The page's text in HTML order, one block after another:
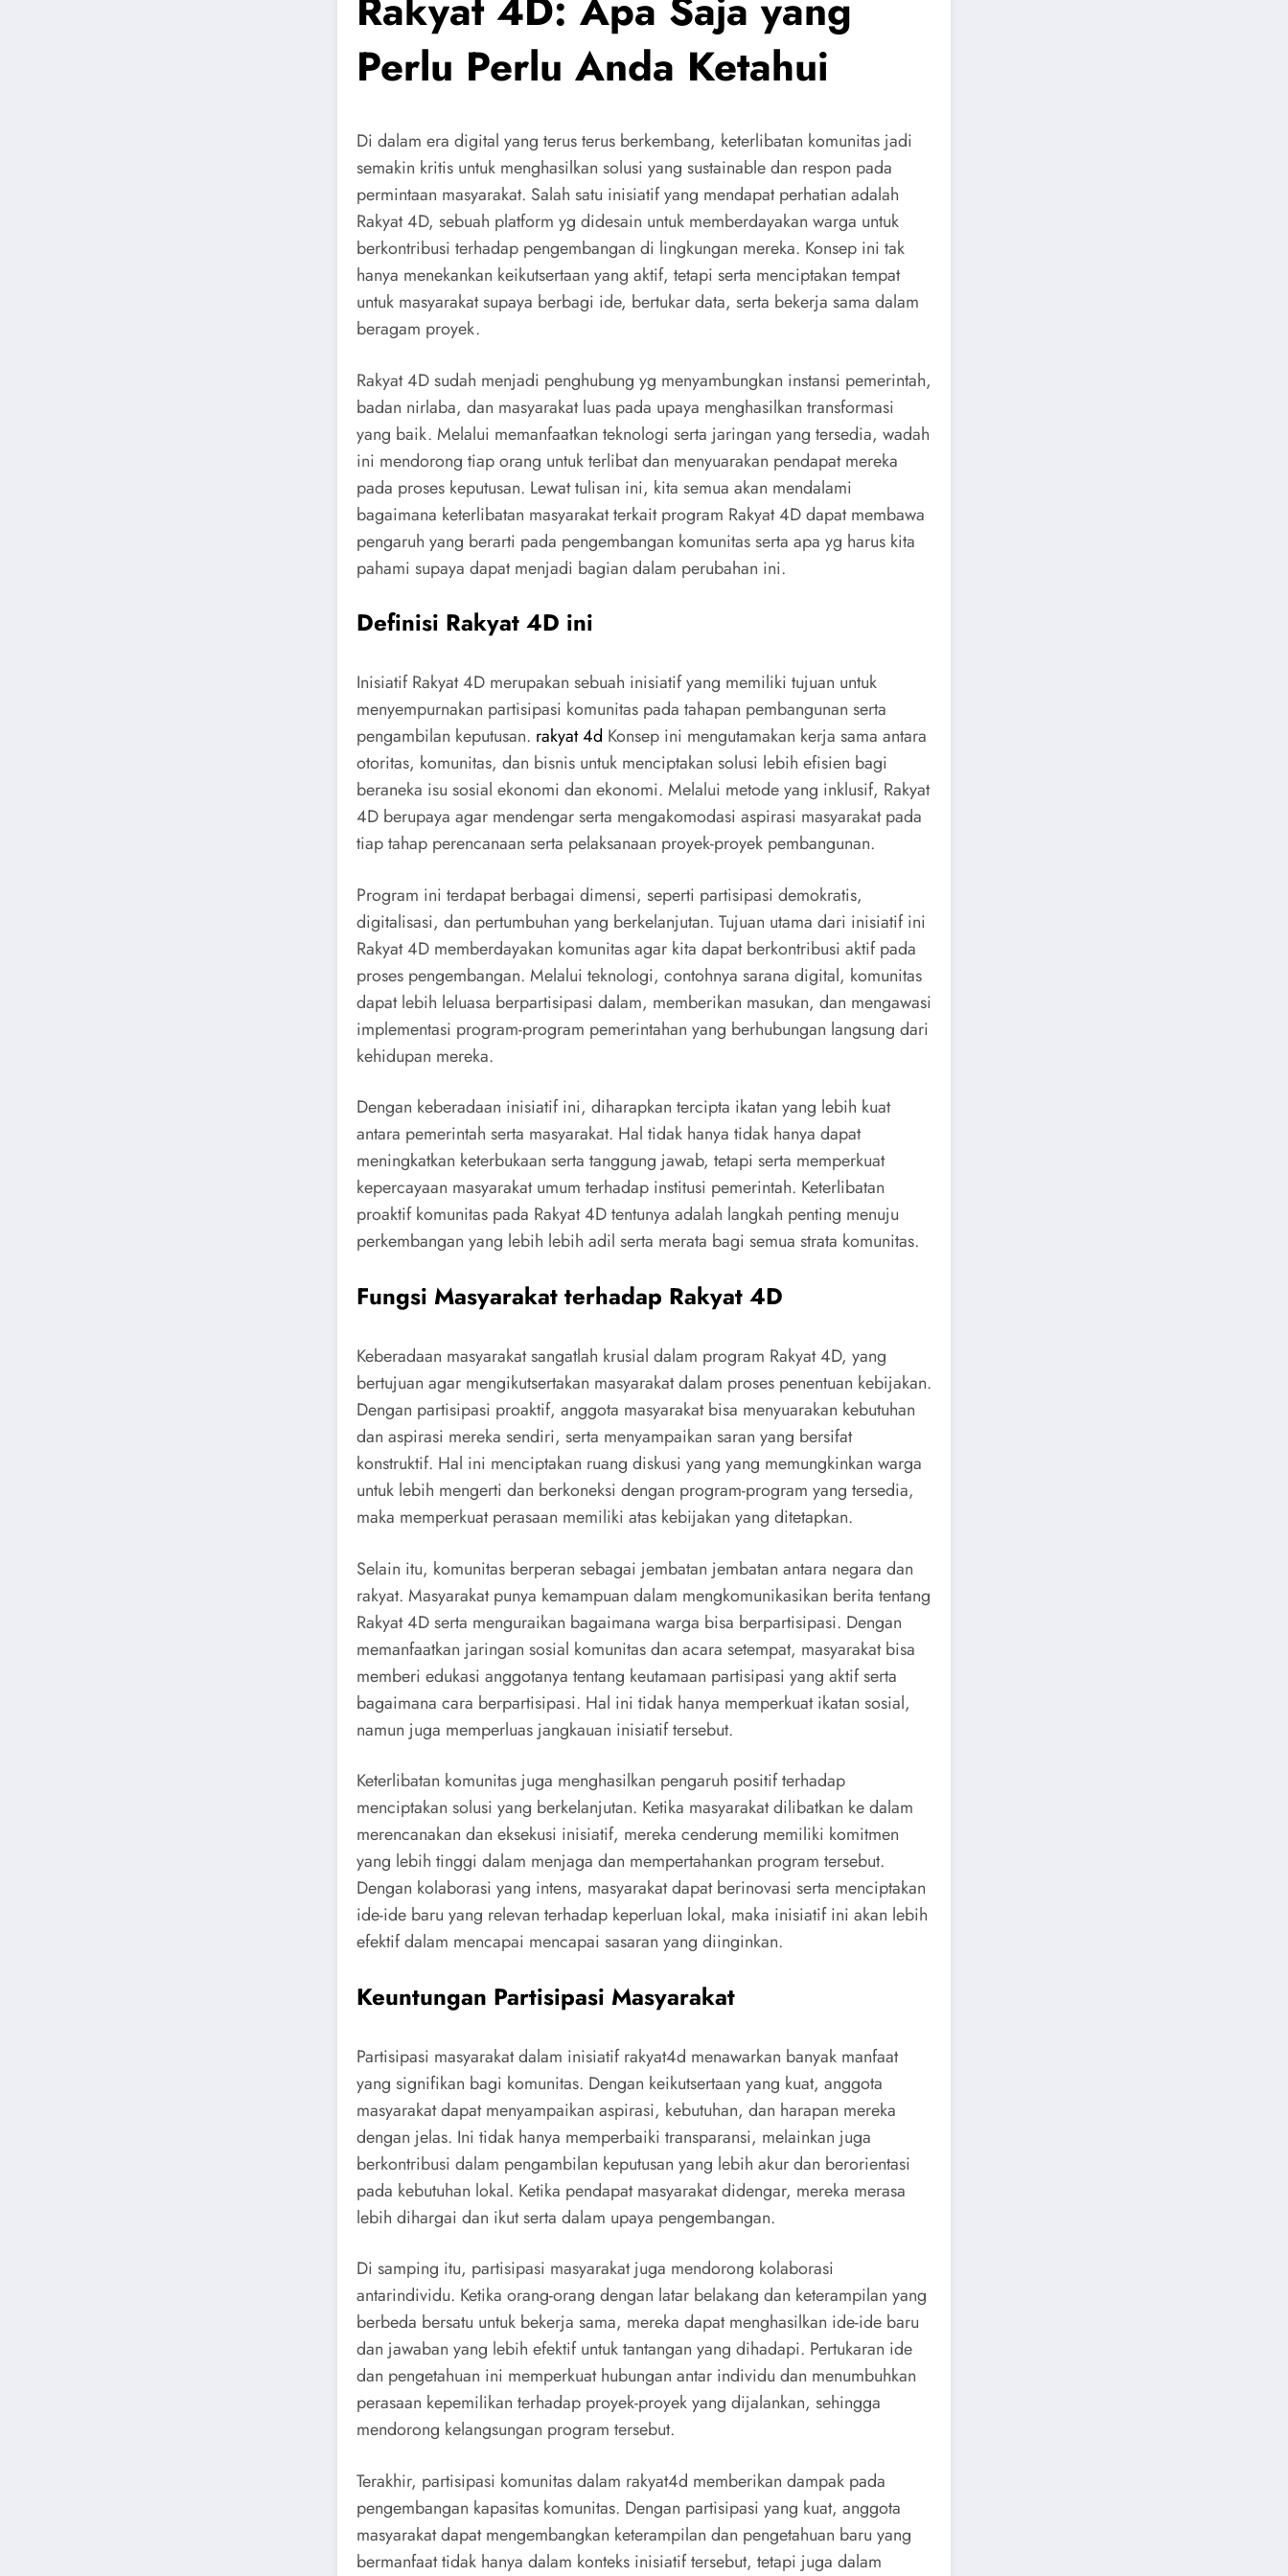
Perlu Perlu Anda Ketahui
Di dalam era digital yang terus terus berkembang, keterlibatan komunitas jadi
semakin kritis untuk menghasilkan solusi yang sustainable dan respon pada
permintaan masyarakat. Salah satu inisiatif yang mendapat perhatian adalah
Rakyat 4D, sebuah platform yg didesain untuk memberdayakan warga untuk
berkontribusi terhadap pengembangan di lingkungan mereka. Konsep ini tak
hanya menekankan keikutsertaan yang aktif, tetapi serta menciptakan tempat
untuk masyarakat supaya berbagi ide, bertukar data, serta bekerja sama dalam
beragam proyek.
Rakyat 4D sudah menjadi penghubung yg menyambungkan instansi pemerintah,
badan nirlaba, dan masyarakat luas pada upaya menghasilkan transformasi
yang baik. Melalui memanfaatkan teknologi serta jaringan yang tersedia, wadah
ini mendorong tiap orang untuk terlibat dan menyuarakan pendapat mereka
pada proses keputusan. Lewat tulisan ini, kita semua akan mendalami
bagaimana keterlibatan masyarakat terkait program Rakyat 4D dapat membawa
pengaruh yang berarti pada pengembangan komunitas serta apa yg harus kita
pahami supaya dapat menjadi bagian dalam perubahan ini.
Definisi Rakyat 4D ini
Inisiatif Rakyat 4D merupakan sebuah inisiatif yang memiliki tujuan untuk
menyempurnakan partisipasi komunitas pada tahapan pembangunan serta
pengambilan keputusan. rakyat 4d Konsep ini mengutamakan kerja sama antara
otoritas, komunitas, dan bisnis untuk menciptakan solusi lebih efisien bagi
beraneka isu sosial ekonomi dan ekonomi. Melalui metode yang inklusif, Rakyat
4D berupaya agar mendengar serta mengakomodasi aspirasi masyarakat pada
tiap tahap perencanaan serta pelaksanaan proyek-proyek pembangunan.
Program ini terdapat berbagai dimensi, seperti partisipasi demokratis,
digitalisasi, dan pertumbuhan yang berkelanjutan. Tujuan utama dari inisiatif ini
Rakyat 4D memberdayakan komunitas agar kita dapat berkontribusi aktif pada
proses pengembangan. Melalui teknologi, contohnya sarana digital, komunitas
dapat lebih leluasa berpartisipasi dalam, memberikan masukan, dan mengawasi
implementasi program-program pemerintahan yang berhubungan langsung dari
kehidupan mereka.
Dengan keberadaan inisiatif ini, diharapkan tercipta ikatan yang lebih kuat
antara pemerintah serta masyarakat. Hal tidak hanya tidak hanya dapat
meningkatkan keterbukaan serta tanggung jawab, tetapi serta memperkuat
kepercayaan masyarakat umum terhadap institusi pemerintah. Keterlibatan
proaktif komunitas pada Rakyat 4D tentunya adalah langkah penting menuju
perkembangan yang lebih lebih adil serta merata bagi semua strata komunitas.
Fungsi Masyarakat terhadap Rakyat 4D
Keberadaan masyarakat sangatlah krusial dalam program Rakyat 4D, yang
bertujuan agar mengikutsertakan masyarakat dalam proses penentuan kebijakan.
Dengan partisipasi proaktif, anggota masyarakat bisa menyuarakan kebutuhan
dan aspirasi mereka sendiri, serta menyampaikan saran yang bersifat
konstruktif. Hal ini menciptakan ruang diskusi yang yang memungkinkan warga
untuk lebih mengerti dan berkoneksi dengan program-program yang tersedia,
maka memperkuat perasaan memiliki atas kebijakan yang ditetapkan.
Selain itu, komunitas berperan sebagai jembatan jembatan antara negara dan
rakyat. Masyarakat punya kemampuan dalam mengkomunikasikan berita tentang
Rakyat 4D serta menguraikan bagaimana warga bisa berpartisipasi. Dengan
memanfaatkan jaringan sosial komunitas dan acara setempat, masyarakat bisa
memberi edukasi anggotanya tentang keutamaan partisipasi yang aktif serta
bagaimana cara berpartisipasi. Hal ini tidak hanya memperkuat ikatan sosial,
namun juga memperluas jangkauan inisiatif tersebut.
Keterlibatan komunitas juga menghasilkan pengaruh positif terhadap
menciptakan solusi yang berkelanjutan. Ketika masyarakat dilibatkan ke dalam
merencanakan dan eksekusi inisiatif, mereka cenderung memiliki komitmen
yang lebih tinggi dalam menjaga dan mempertahankan program tersebut.
Dengan kolaborasi yang intens, masyarakat dapat berinovasi serta menciptakan
ide-ide baru yang relevan terhadap keperluan lokal, maka inisiatif ini akan lebih
efektif dalam mencapai mencapai sasaran yang diinginkan.
Keuntungan Partisipasi Masyarakat
Partisipasi masyarakat dalam inisiatif rakyat4d menawarkan banyak manfaat
yang signifikan bagi komunitas. Dengan keikutsertaan yang kuat, anggota
masyarakat dapat menyampaikan aspirasi, kebutuhan, dan harapan mereka
dengan jelas. Ini tidak hanya memperbaiki transparansi, melainkan juga
berkontribusi dalam pengambilan keputusan yang lebih akur dan berorientasi
pada kebutuhan lokal. Ketika pendapat masyarakat didengar, mereka merasa
lebih dihargai dan ikut serta dalam upaya pengembangan.
Di samping itu, partisipasi masyarakat juga mendorong kolaborasi
antarindividu. Ketika orang-orang dengan latar belakang dan keterampilan yang
berbeda bersatu untuk bekerja sama, mereka dapat menghasilkan ide-ide baru
dan jawaban yang lebih efektif untuk tantangan yang dihadapi. Pertukaran ide
dan pengetahuan ini memperkuat hubungan antar individu dan menumbuhkan
perasaan kepemilikan terhadap proyek-proyek yang dijalankan, sehingga
mendorong kelangsungan program tersebut.
Terakhir, partisipasi komunitas dalam rakyat4d memberikan dampak pada
pengembangan kapasitas komunitas. Dengan partisipasi yang kuat, anggota
masyarakat dapat mengembangkan keterampilan dan pengetahuan baru yang
bermanfaat tidak hanya dalam konteks inisiatif tersebut, tetapi juga dalam